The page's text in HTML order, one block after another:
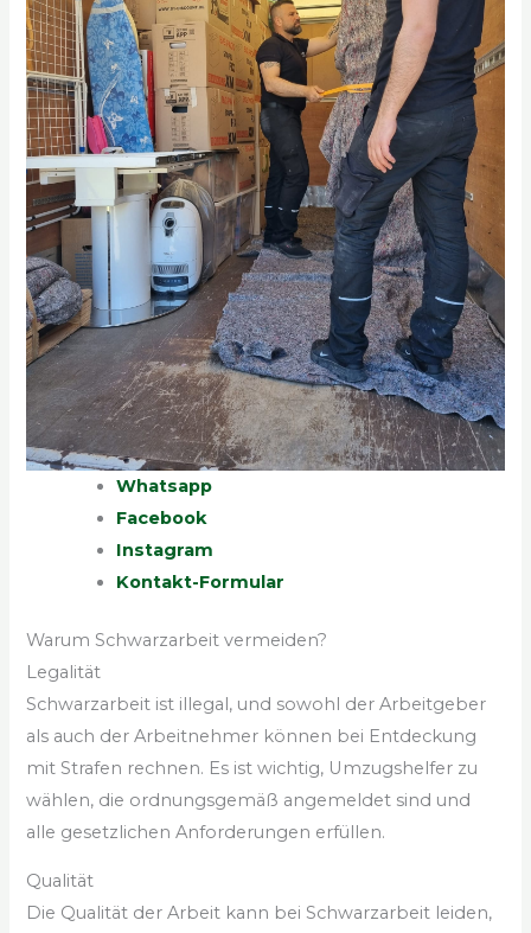
Whatsapp
Facebook
Instagram
Kontakt-Formular
Warum Schwarzarbeit vermeiden?
Legalität
Schwarzarbeit ist illegal, und sowohl der Arbeitgeber
als auch der Arbeitnehmer können bei Entdeckung
mit Strafen rechnen. Es ist wichtig, Umzugshelfer zu
wählen, die ordnungsgemäß angemeldet sind und
alle gesetzlichen Anforderungen erfüllen.
Qualität
Die Qualität der Arbeit kann bei Schwarzarbeit leiden,